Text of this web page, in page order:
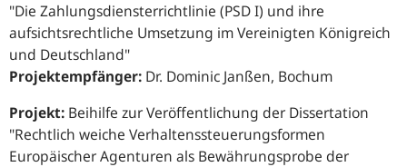
"Die Zahlungsdiensterrichtlinie (PSD I) und ihre
aufsichtsrechtliche Umsetzung im Vereinigten Königreich
und Deutschland"
Projektempfänger: Dr. Dominic Janßen, Bochum
Projekt: Beihilfe zur Veröffentlichung der Dissertation
"Rechtlich weiche Verhaltenssteuerungsformen
Europäischer Agenturen als Bewährungsprobe der